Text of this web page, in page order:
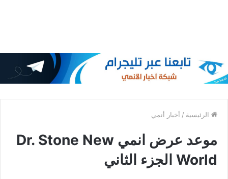
الرئيسية / أخبار أنمي
موعد عرض انمي Dr. Stone New
World الجزء الثاني